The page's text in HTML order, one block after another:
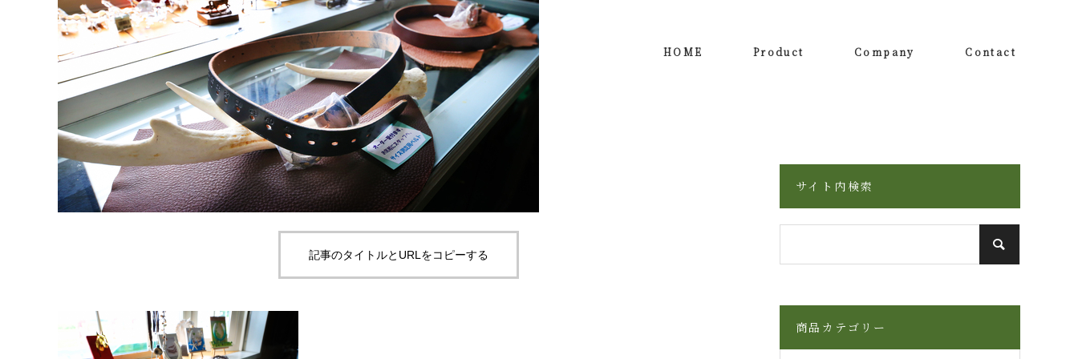
HOME Product Company Contact
Product C26
C26
記事のタイトルとURLをコピーする
サイト内検索
商品カテゴリー